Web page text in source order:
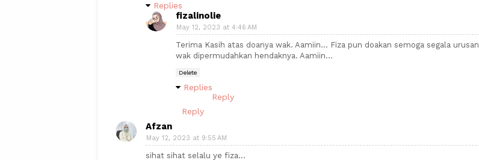
Replies
fizalinolie
May 12, 2023 at 4:46 AM
Terima Kasih atas doanya wak. Aamiin... Fiza pun doakan semoga segala urusan
wak dipermudahkan hendaknya. Aamiin...
Delete
Replies
Reply
Reply
Afzan
May 12, 2023 at 9:55 AM
sihat sihat selalu ye fiza...